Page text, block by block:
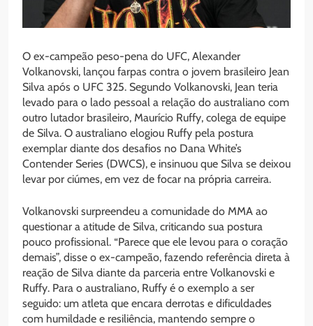
O ex-campeão peso-pena do UFC, Alexander
Volkanovski, lançou farpas contra o jovem brasileiro Jean
Silva após o UFC 325. Segundo Volkanovski, Jean teria
levado para o lado pessoal a relação do australiano com
outro lutador brasileiro, Maurício Ruffy, colega de equipe
de Silva. O australiano elogiou Ruffy pela postura
exemplar diante dos desafios no Dana White’s
Contender Series (DWCS), e insinuou que Silva se deixou
levar por ciúmes, em vez de focar na própria carreira.
Volkanovski surpreendeu a comunidade do MMA ao
questionar a atitude de Silva, criticando sua postura
pouco profissional. “Parece que ele levou para o coração
demais”, disse o ex-campeão, fazendo referência direta à
reação de Silva diante da parceria entre Volkanovski e
Ruffy. Para o australiano, Ruffy é o exemplo a ser
seguido: um atleta que encara derrotas e dificuldades
com humildade e resiliência, mantendo sempre o